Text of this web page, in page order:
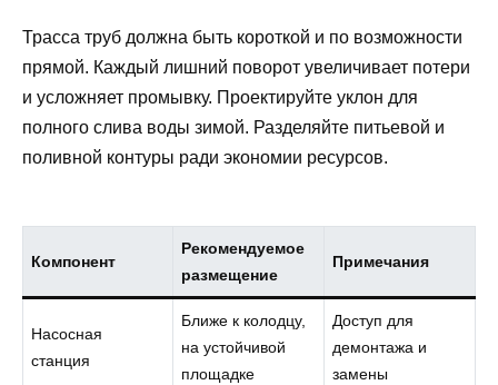
Трасса труб должна быть короткой и по возможности
прямой. Каждый лишний поворот увеличивает потери
и усложняет промывку. Проектируйте уклон для
полного слива воды зимой. Разделяйте питьевой и
поливной контуры ради экономии ресурсов.
Компонент
Рекомендуемое
размещение
Примечания
Насосная
станция
Ближе к колодцу,
на устойчивой
площадке
Доступ для
демонтажа и
замены